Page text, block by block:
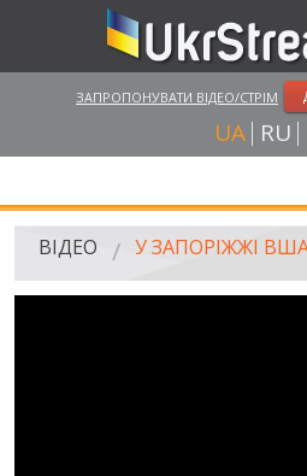
ЗАПРОПОНУВАТИ ВІДЕО/СТРІМ
UA RU
ГОЛОВНА
ВІДЕО